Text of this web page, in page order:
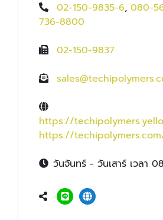
02-150-9835-6, 080-
736-8800
02-150-9837
https://
https://
วันจันทร์ - วันเสาร์ เวลา